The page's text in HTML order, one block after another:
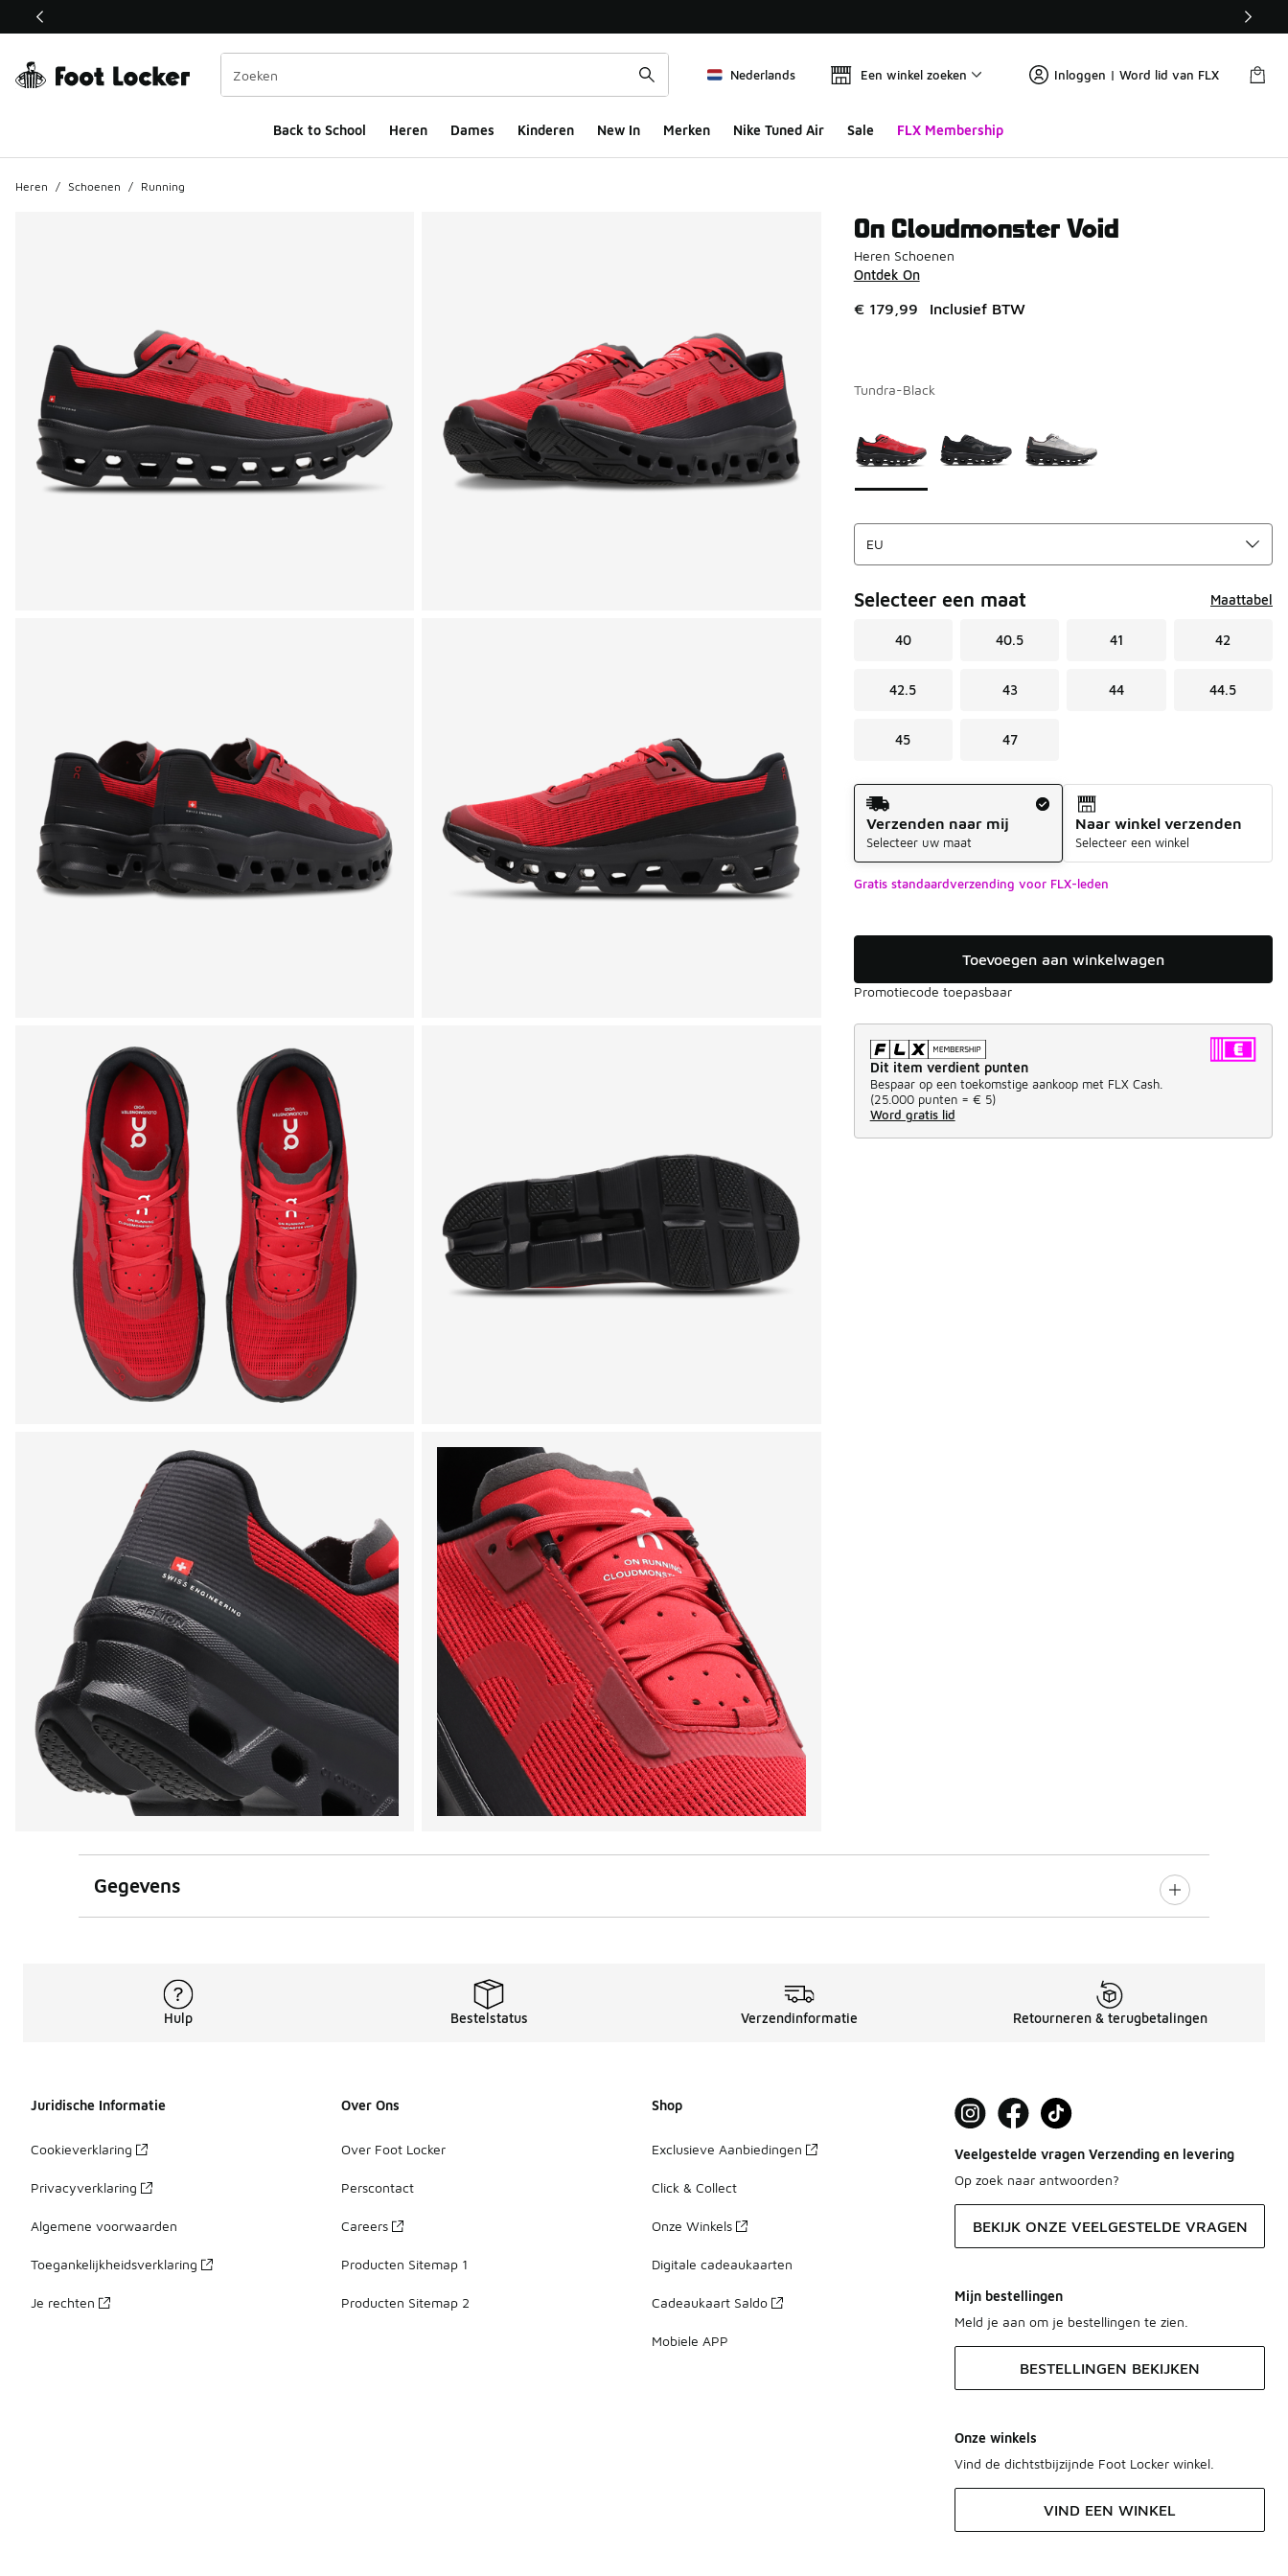
Deze link wordt geopend in een nieuw venster
Nederlands Een winkel zoeken Inloggen | Word lid van FLX
Back to School Heren Dames Kinderen New In Merken Nike Tuned Air Sale FLX Membership
Heren / Schoenen / Running
On Cloudmonster Void
Heren Schoenen
Ontdek On
€ 179,99 Inclusief BTW
Tundra-Black
Selecteer een maat Maattabel
40 40.5 41 42
42.5 43 44 44.5
45 47
Verzendmethode
Verzenden naar mij
Selecteer uw maat
Naar winkel verzenden
Selecteer een winkel
Gratis standaardverzending voor FLX-leden
Toevoegen aan winkelwagen
Promotiecode toepasbaar
Dit item verdient punten
Bespaar op een toekomstige aankoop met FLX Cash.
(25.000 punten = € 5)
Word gratis lid
Gegevens
Hulp Bestelstatus Verzendinformatie Retourneren & terugbetalingen
Juridische Informatie
Cookieverklaring
Privacyverklaring
Algemene voorwaarden
Toegankelijkheidsverklaring
Je rechten
Over Ons
Over Foot Locker
Perscontact
Careers
Producten Sitemap 1
Producten Sitemap 2
Shop
Exclusieve Aanbiedingen
Click & Collect
Onze Winkels
Digitale cadeaukaarten
Cadeaukaart Saldo
Mobiele APP
Veelgestelde vragen Verzending en levering
Op zoek naar antwoorden?
BEKIJK ONZE VEELGESTELDE VRAGEN
Mijn bestellingen
Meld je aan om je bestellingen te zien.
BESTELLINGEN BEKIJKEN
Onze winkels
Vind de dichtstbijzijnde Foot Locker winkel.
VIND EEN WINKEL